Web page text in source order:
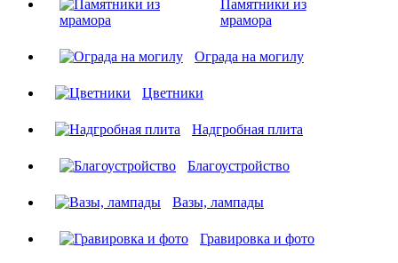
Памятники из
мрамора
Ограда на могилу
Цветники
Надгробная плита
Благоустройство
Вазы, лампады
Гравировка и фото